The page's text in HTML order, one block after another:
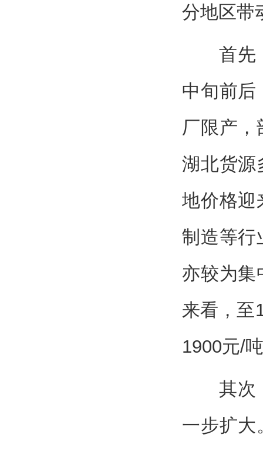
分地区带
首先，
中旬前后
厂限产
湖北货源
地价格迎
制造等行
亦较为集
来看，至
1900元/
其次，
一步扩大